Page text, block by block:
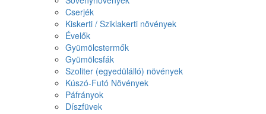
Cserjék
Kiskerti / Sziklakerti növények
Évelők
Gyümölcstermők
Gyümölcsfák
Szoliter (egyedülálló) növények
Kúszó-Futó Növények
Páfrányok
Díszfüvek